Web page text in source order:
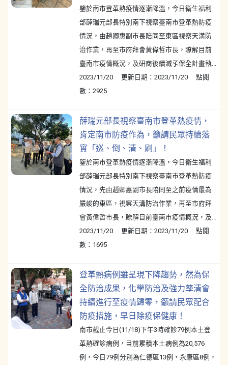
鑒於南市登革熱疫情逐漸降溫，今日衛生福利
部薛瑞元部長特別南下視察臺南市登革熱防疫
情況，由趙卿惠副市長陪同至東區視察天溝防
治作業，再至市府拜會黃偉哲市長，瞭解目前
臺南市疫情概況，及研商後續滅孓保全計畫執...
2023/11/20 更新日期：2023/11/20 點閱
數：2925
薛瑞元部長視察臺南市登革熱疫情，
肯定南市防疫作為，籲請民眾持續落
實「巡、倒、清、刷」！
鑒於南市登革熱疫情逐漸降溫，今日衛生福利
部薛瑞元部長特別南下視察臺南市登革熱防疫
情況，先由趙卿惠副市長陪同至之前疫情最為
嚴峻的東區，視察天溝防治作業，再至市府拜
會黃偉哲市長，瞭解目前臺南市疫情概況，及...
2023/11/20 更新日期：2023/11/20 點閱
數：1695
登革熱病例雖呈現下降趨勢，然為保
全防治成果，化學防治及強力孳清會
持續進行至疫情歸零，籲請民眾配合
防疫措施，早日除疫保健康！
南市截止今日(11/18)下午3時確診79例本土登
革熱確診病例，目前累積本土病例為20,576
例，今日79例分別為仁德區13例，永康區8例，